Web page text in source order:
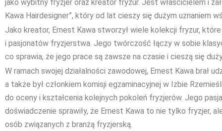
jako wybitny fryzjer oraz kreator fryzur. Jest właścicielem i
Kawa Hairdesigner”, który od lat cieszy się dużym uznaniem
Jako kreator, Ernest Kawa stworzył wiele kolekcji fryzur,
i pasjonatów fryzjerstwa. Jego twórczość łączy w sobie
co sprawia, że jego prace są zawsze na czasie i cieszą się
W ramach swojej działalności zawodowej, Ernest Kawa brał
a także był członkiem komisji egzaminacyjnej w Izbie
do oceny i kształcenia kolejnych pokoleń fryzjerów. Jego
doświadczenie sprawiły, że Ernest Kawa to nie tylko fryzjer,
osób związanych z branżą fryzjerską.